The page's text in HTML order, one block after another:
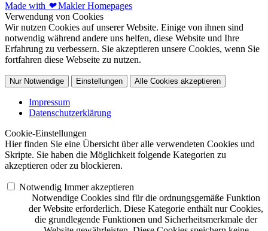
Made with ❤Makler Homepages
Verwendung von Cookies
Wir nutzen Cookies auf unserer Website. Einige von ihnen sind
notwendig während andere uns helfen, diese Website und Ihre
Erfahrung zu verbessern. Sie akzeptieren unsere Cookies, wenn Sie
fortfahren diese Webseite zu nutzen.
Nur Notwendige Einstellungen Alle Cookies akzeptieren
Impressum
Datenschutzerklärung
Cookie-Einstellungen
Hier finden Sie eine Übersicht über alle verwendeten Cookies und
Skripte. Sie haben die Möglichkeit folgende Kategorien zu
akzeptieren oder zu blockieren.
Notwendig Immer akzeptieren
Notwendige Cookies sind für die ordnungsgemäße Funktion
der Website erforderlich. Diese Kategorie enthält nur Cookies,
die grundlegende Funktionen und Sicherheitsmerkmale der